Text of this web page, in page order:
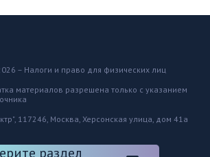
– Налоги и право для физических лиц
материалов разрешена только с указанием
117246, Москва, Херсонская улица, дом 41а
раздел